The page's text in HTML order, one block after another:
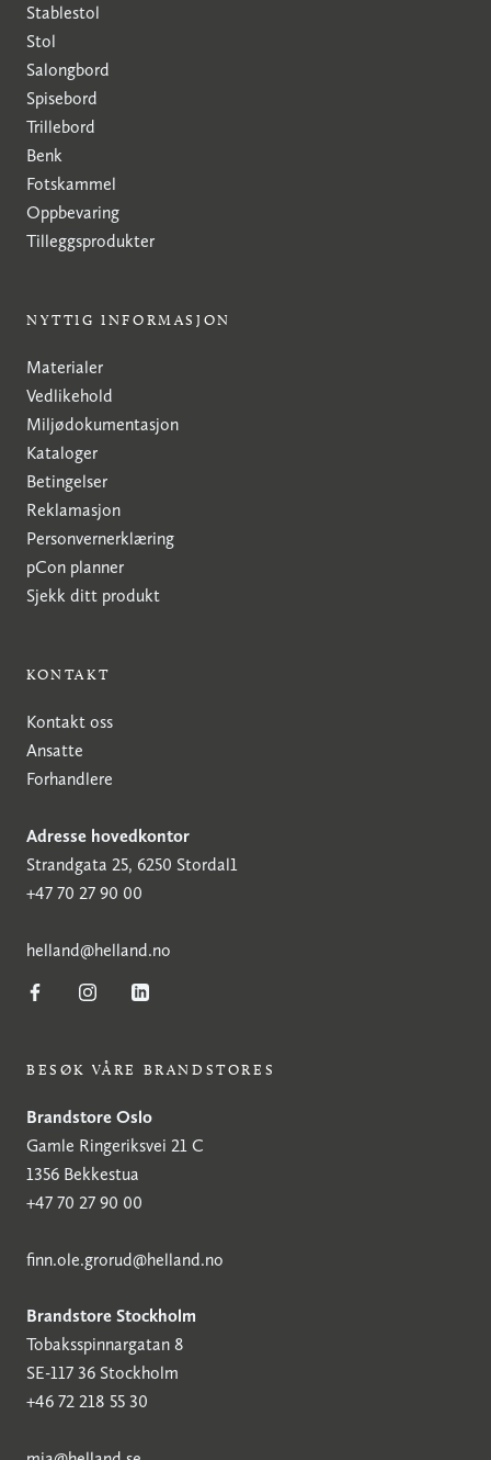
Stablestol
Stol
Salongbord
Spisebord
Trillebord
Benk
Fotskammel
Oppbevaring
Tilleggsprodukter
NYTTIG INFORMASJON
Materialer
Vedlikehold
Miljødokumentasjon
Kataloger
Betingelser
Reklamasjon
Personvernerklæring
pCon planner
Sjekk ditt produkt
KONTAKT
Kontakt oss
Ansatte
Forhandlere
Adresse hovedkontor
Strandgata 25, 6250 Stordal1
+47 70 27 90 00
helland@helland.no
BESØK VÅRE BRANDSTORES
Brandstore Oslo
Gamle Ringeriksvei 21 C
1356 Bekkestua
+47 70 27 90 00
finn.ole.grorud@helland.no
Brandstore Stockholm
Tobaksspinnargatan 8
SE-117 36 Stockholm
+46 72 218 55 30